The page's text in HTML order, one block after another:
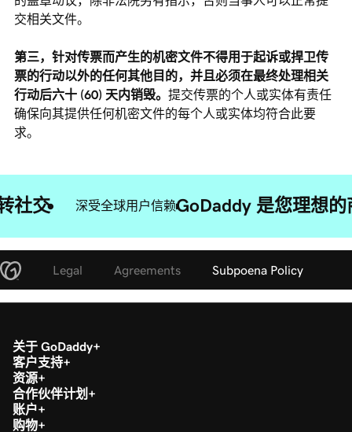
交相关文件。
第三，针对传票而产生的机密文件不得用于起诉或捍卫传
票的行动以外的任何其他目的，并且必须在最终处理相关
行动后六十 (60) 天内销毁。 提交传票的个人或实体有责任
确保向其提供任何机密文件的每个人或实体均符合此要
求。
社交 深受全球用户信赖GoDaddy 是您理想
Legal Agreements Subpoena Policy
关于 GoDaddy
客户支持
资源
合作伙伴计划
账户
购物